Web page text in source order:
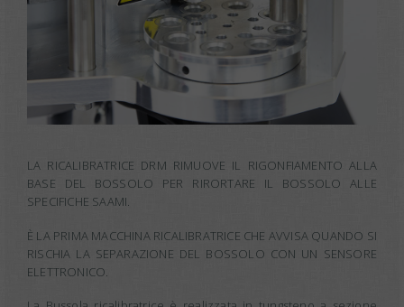
LA RICALIBRATRICE DRM RIMUOVE IL RIGONFIAMENTO ALLA
BASE DEL BOSSOLO PER RIRORTARE IL BOSSOLO ALLE
SPECIFICHE SAAMI.
È LA PRIMA MACCHINA RICALIBRATRICE CHE AVVISA QUANDO SI
RISCHIA LA SEPARAZIONE DEL BOSSOLO CON UN SENSORE
ELETTRONICO.